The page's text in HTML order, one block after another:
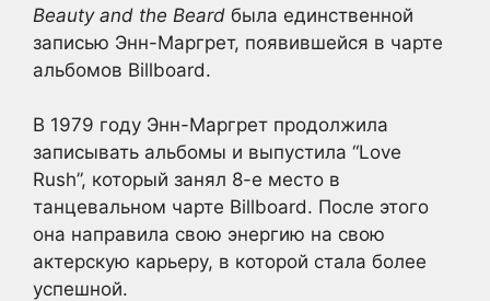
Beauty and the Beard была единственной
записью Энн-Маргрет, появившейся в чарте
альбомов Billboard.
В 1979 году Энн-Маргрет продолжила
записывать альбомы и выпустила “Love
Rush”, который занял 8-е место в
танцевальном чарте Billboard. После этого
она направила свою энергию на свою
актерскую карьеру, в которой стала более
успешной.